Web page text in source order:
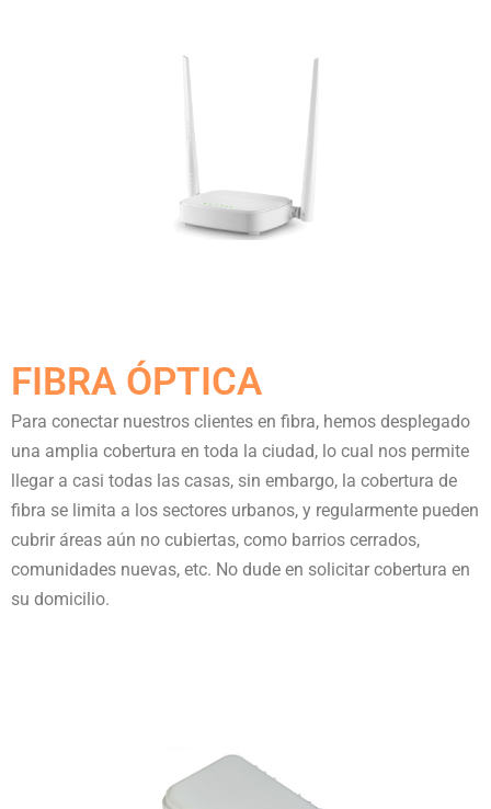
ROUTER
La señal por cable hasta un router o hasta el PC. El
dispositivos fijos o móviles que podemos conectar en
nuestro hogar: TVs, portátiles, tablets, móviles, etc.
FIBRA ÓPTICA
Para conectar nuestros clientes en fibra, hemos desplegado
una amplia cobertura en toda la ciudad, lo cual nos permite
llegar a casi todas las casas, sin embargo, la cobertura de
fibra se limita a los sectores urbanos, y regularmente pueden
cubrir áreas aún no cubiertas, como barrios cerrados,
comunidades nuevas, etc. No dude en solicitar cobertura en
su domicilio.
limitados y sistemáticamente están instaladas en los
postes de energía.